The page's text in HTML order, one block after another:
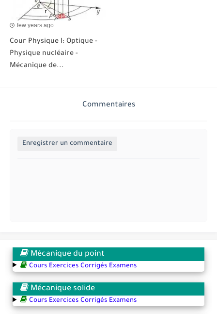
few years ago
Cour Physique I: Optique -
Physique nucléaire -
Mécanique de...
Commentaires
Enregistrer un commentaire
Mécanique du point
Cours Exercices Corrigés Examens
Mécanique solide
Cours Exercices Corrigés Examens